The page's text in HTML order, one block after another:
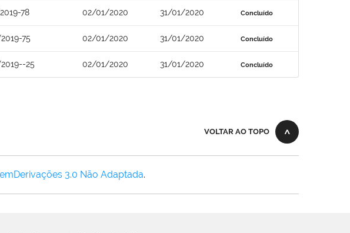
78 02/01/2020 31/01/2020 Concluído
75 02/01/2020 31/01/2020 Concluído
25 02/01/2020 31/01/2020 Concluído
VOLTAR AO TOPO
3.0 Não Adaptada.